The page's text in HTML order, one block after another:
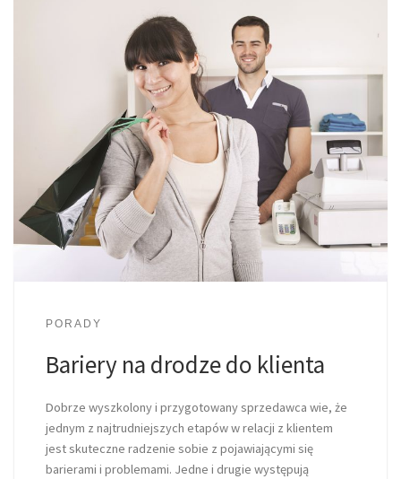
PORADY
Bariery na drodze do klienta
Dobrze wyszkolony i przygotowany sprzedawca wie, że
jednym z najtrudniejszych etapów w relacji z klientem
jest skuteczne radzenie sobie z pojawiającymi się
barierami i problemami. Jedne i drugie występują